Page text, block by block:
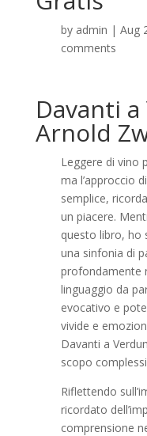
by admin | Aug
comments
Davanti
Arnold
Leggere di vino
ma l’approccio
semplice,
un piacere.
questo libro, ho
una sinfonia di
profondamente
linguaggio da
evocativo e
vivide e
Davanti a
scopo
Riflettendo
ricordato
comprensione